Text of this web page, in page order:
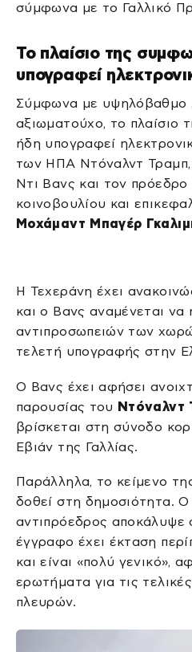
σύμφωνα με το Γαλλικό
Το πλαίσιο της
υπογραφεί
Σύμφωνα με υψηλόβαθμο
αξιωματούχο, το πλαίσιο
ήδη υπογραφεί
των ΗΠΑ Ντόναλντ Τραμπ,
Ντι Βανς και τον πρόεδρο
κοινοβουλίου και
Μοχάμαντ Μπαγέρ
Η Τεχεράνη έχει
και ο Βανς αναμένεται
αντιπροσωπειών των
τελετή υπογραφής στην
Ο Βανς έχει αφήσει
παρουσίας του Ντόναλντ
βρίσκεται στη σύνοδο
Εβιάν της Γαλλίας.
Παράλληλα, το κείμενο
δοθεί στη δημοσιότητα. Ο
αντιπρόεδρος αποκάλυψε
έγγραφο έχει έκταση
και είναι «πολύ γενικό»,
ερωτήματα για τις
πλευρών.